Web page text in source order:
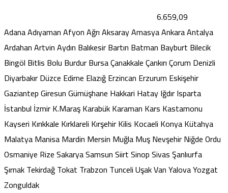
13.779,39
AdanaAdıyamanAfyonAğrıAksarayAmasyaAnkaraAntalya
ArdahanArtvinAydın BalıkesirBartın Batman Bayburt Bilecik
Bingöl Bitlis Bolu BurdurBursaÇanakkaleÇankırıÇorum Denizli
DiyarbakırDüzce Edirne ElazığErzincan Erzurum Eskişehir
GaziantepGiresunGümüşhane Hakkari HatayIğdırIsparta
İstanbul İzmirK.MaraşKarabükKaraman Kars Kastamonu
Kayseri Kırıkkale Kırklareli KırşehirKilis Kocaeli KonyaKütahya
MalatyaManisaMardin Mersin MuğlaMuşNevşehirNiğdeOrdu
Osmaniye RizeSakaryaSamsunSiirtSinopSivasŞanlıurfa
ŞırnakTekirdağTokat Trabzon TunceliUşakVanYalovaYozgat
Zonguldak